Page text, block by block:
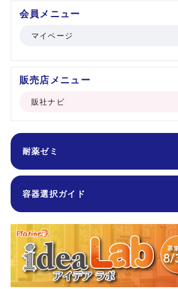
会員メニュー
マイページ
販売店メニュー
販社ナビ
耐薬ゼミ
容器選択ガイド